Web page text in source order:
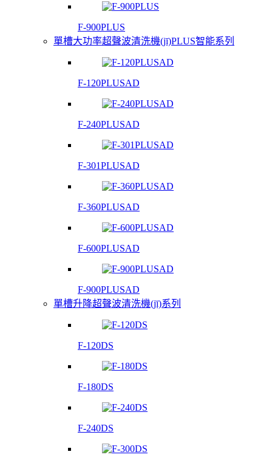
F-900PLUS
單槽大功率超聲波清洗機(jī)PLUS智能系列
F-120PLUSAD
F-240PLUSAD
F-301PLUSAD
F-360PLUSAD
F-600PLUSAD
F-900PLUSAD
單槽升降超聲波清洗機(jī)系列
F-120DS
F-180DS
F-240DS